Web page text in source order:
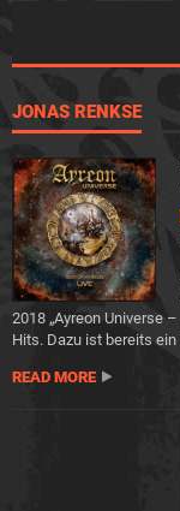
JONAS RENKSE
2018 „Ayreon Universe
Hits. Dazu ist bereits ein
READ MORE